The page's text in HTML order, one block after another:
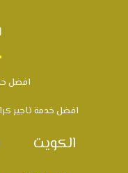
افضل
افضل خدمة تاجير
الكويت